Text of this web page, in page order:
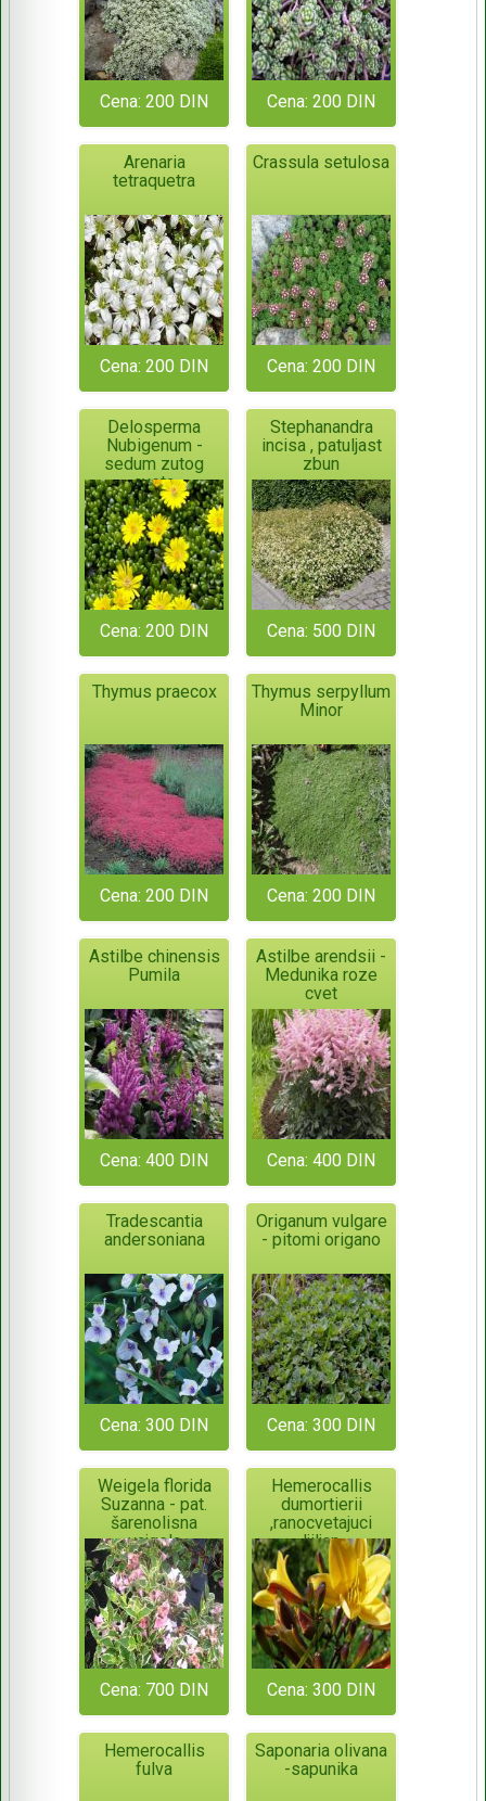
Cena: 200 DIN Cena: 200 DIN
Arenaria
tetraquetra
Cena: 200 DIN
Crassula setulosa
Cena: 200 DIN
Delosperma
Nubigenum -
sedum zutog
cveta
Cena: 200 DIN
Stephanandra
incisa , patuljast
zbun
Cena: 500 DIN
Thymus praecox
Cena: 200 DIN
Thymus serpyllum
Minor
Cena: 200 DIN
Astilbe chinensis
Pumila
Cena: 400 DIN
Astilbe arendsii -
Medunika roze
cvet
Cena: 400 DIN
Tradescantia
andersoniana
Cena: 300 DIN
Origanum vulgare
- pitomi origano
Cena: 300 DIN
Weigela florida
Suzanna - pat.
šarenolisna
vajgela
Cena: 700 DIN
Hemerocallis
dumortierii
,ranocvetajuci
ljiljan
Cena: 300 DIN
Hemerocallis
fulva
Saponaria olivana
-sapunika